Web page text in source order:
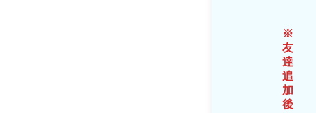
※
友
達
追
加
後